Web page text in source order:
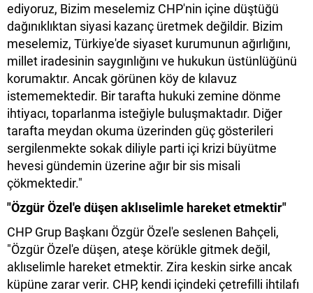
ediyoruz, Bizim meselemiz CHP'nin içine düştüğü
dağınıklıktan siyasi kazanç üretmek değildir. Bizim
meselemiz, Türkiye'de siyaset kurumunun ağırlığını,
millet iradesinin saygınlığını ve hukukun üstünlüğünü
korumaktır. Ancak görünen köy de kılavuz
istememektedir. Bir tarafta hukuki zemine dönme
ihtiyacı, toparlanma isteğiyle buluşmaktadır. Diğer
tarafta meydan okuma üzerinden güç gösterileri
sergilenmekte sokak diliyle parti içi krizi büyütme
hevesi gündemin üzerine ağır bir sis misali
çökmektedir."
"Özgür Özel'e düşen aklıselimle hareket etmektir"
CHP Grup Başkanı Özgür Özel'e seslenen Bahçeli,
"Özgür Özel'e düşen, ateşe körükle gitmek değil,
aklıselimle hareket etmektir. Zira keskin sirke ancak
küpüne zarar verir. CHP, kendi içindeki çetrefilli ihtilafı